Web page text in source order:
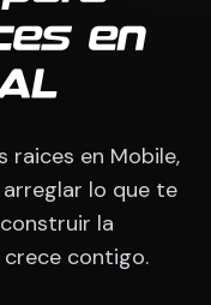
en
raices en Mobile,
lo que te
la
contigo.